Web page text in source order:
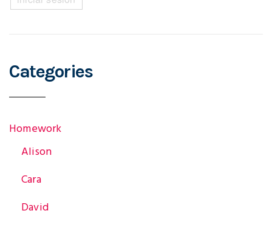
n
a
v
g
Categories
Homework
Alison
Cara
David